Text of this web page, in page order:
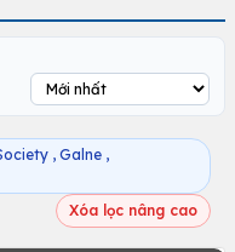
, Galne ,
Xóa lọc nâng cao